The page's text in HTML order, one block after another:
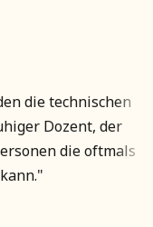
die technischen
Dozent, der
die oftmals
"